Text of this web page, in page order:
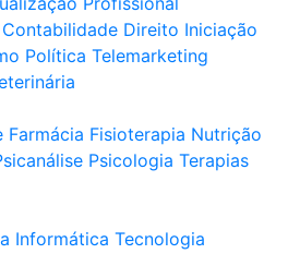
Contabilidade Direito Iniciação
Política Telemarketing
Farmácia Fisioterapia Nutrição
Psicologia Terapias
Informática Tecnologia